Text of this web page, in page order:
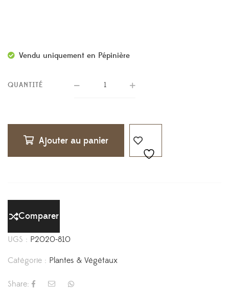
Vendu uniquement en Pépinière
QUANTITÉ
Ajouter au panier
Comparer
UGS : P2020-810
Catégorie : Plantes & Végétaux
Share: